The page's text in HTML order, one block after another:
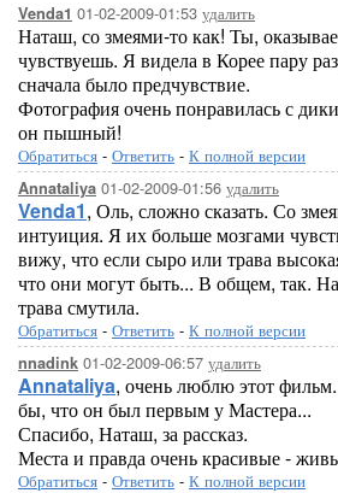
Venda1 01-02-2009-01:53 удалить
Наташ, со змеями-то как! Ты,
чувствуешь. Я видела в Корее пару
сначала было предчувствие.
Фотография очень понравилась с
он пышный!
Обратиться - Ответить - К полной версии
Annataliya 01-02-2009-01:56 удалить
Venda1, Оль, сложно сказать. Со
интуиция. Я их больше мозгами
вижу, что если сыро или трава
что они могут быть... В общем, так.
трава смутила.
Обратиться - Ответить - К полной версии
nnadink 01-02-2009-06:57 удалить
Annataliya, очень люблю этот
бы, что он был первым у Мастера...
Спасибо, Наташ, за рассказ.
Места и правда очень красивые -
Обратиться - Ответить - К полной версии